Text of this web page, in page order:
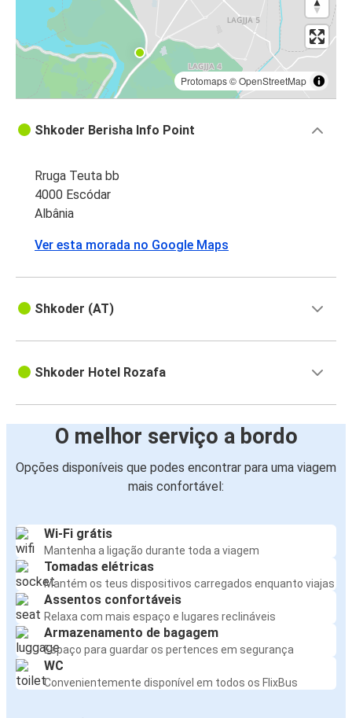
Protomaps©OpenStreetMap
Shkoder Berisha Info Point
Rruga Teuta bb
4000 Escódar
Albânia
Ver esta morada no Google Maps
Shkoder (AT)
Shkoder Hotel Rozafa
O melhor serviço a bordo
Opções disponíveis que podes encontrar para uma viagem
mais confortável:
Wi-Fi grátis
Mantenha a ligação durante toda a viagem
Tomadas elétricas
Mantém os teus dispositivos carregados enquanto viajas
Assentos confortáveis
Relaxa com mais espaço e lugares reclináveis
Armazenamento de bagagem
Espaço para guardar os pertences em segurança
WC
Convenientemente disponível em todos os FlixBus